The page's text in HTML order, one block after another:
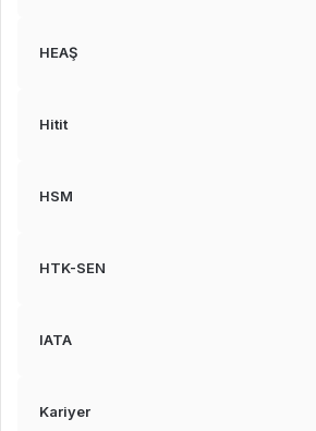
HEAŞ
Hitit
HSM
HTK-SEN
IATA
Kariyer